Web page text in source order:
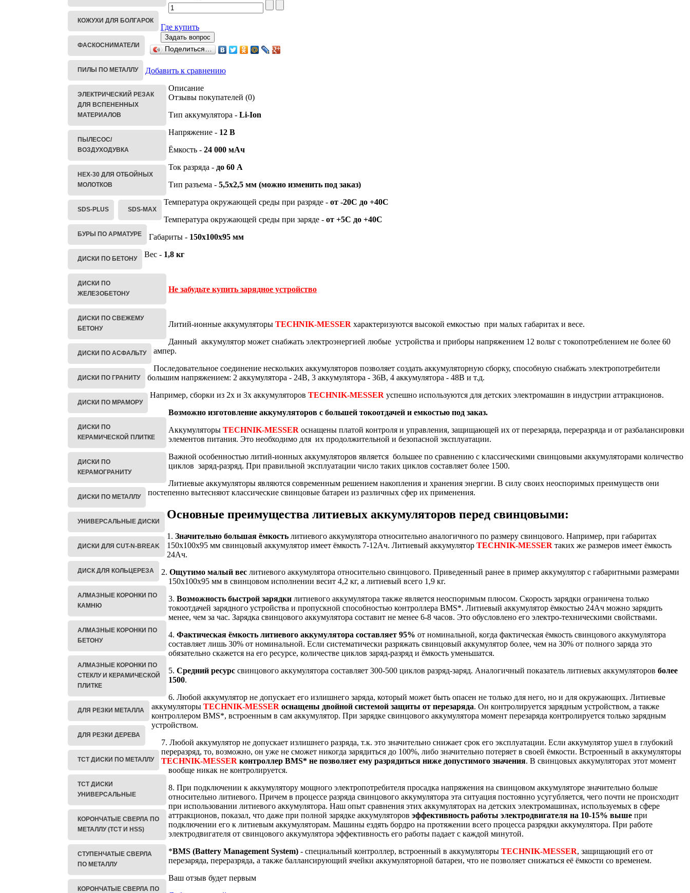
КОЖУХИ ДЛЯ БОЛГАРОК
ФАСКОСНИМАТЕЛИ
ПИЛЫ ПО МЕТАЛЛУ
ЭЛЕКТРИЧЕСКИЙ РЕЗАК
ДЛЯ ВСПЕНЕННЫХ
МАТЕРИАЛОВ
ПЫЛЕСОС/
ВОЗДУХОДУВКА
HEX-30 ДЛЯ ОТБОЙНЫХ
МОЛОТКОВ
SDS-PLUS SDS-MAX
БУРЫ ПО АРМАТУРЕ
ДИСКИ ПО БЕТОНУ
ДИСКИ ПО
ЖЕЛЕЗОБЕТОНУ
ДИСКИ ПО СВЕЖЕМУ
БЕТОНУ
ДИСКИ ПО АСФАЛЬТУ
ДИСКИ ПО ГРАНИТУ
ДИСКИ ПО МРАМОРУ
ДИСКИ ПО
КЕРАМИЧЕСКОЙ ПЛИТКЕ
ДИСКИ ПО
КЕРАМОГРАНИТУ
ДИСКИ ПО МЕТАЛЛУ
УНИВЕРСАЛЬНЫЕ ДИСКИ
ДИСКИ ДЛЯ CUT-N-BREAK
ДИСК ДЛЯ КОЛЬЦЕРЕЗА
АЛМАЗНЫЕ КОРОНКИ ПО
КАМНЮ
АЛМАЗНЫЕ КОРОНКИ ПО
БЕТОНУ
АЛМАЗНЫЕ КОРОНКИ ПО
СТЕКЛУ И КЕРАМИЧЕСКОЙ
ПЛИТКЕ
ДЛЯ РЕЗКИ МЕТАЛЛА
ДЛЯ РЕЗКИ ДЕРЕВА
ТСТ ДИСКИ ПО МЕТАЛЛУ
ТСТ ДИСКИ
УНИВЕРСАЛЬНЫЕ
КОРОНЧАТЫЕ СВЕРЛА ПО
МЕТАЛЛУ (TCT И HSS)
СТУПЕНЧАТЫЕ СВЕРЛА
ПО МЕТАЛЛУ
КОРОНЧАТЫЕ СВЕРЛА ПО
Где купить
Поделиться…
Добавить к сравнению
Описание
Отзывы покупателей (0)
Тип аккумулятора - Li-Ion
Напряжение - 12 В
Ёмкость - 24 000 мАч
Ток разряда - до 60 А
Тип разъема - 5,5х2,5 мм (можно изменить под заказ)
Температура окружающей среды при разряде - от -20С до +40С
Температура окружающей среды при заряде - от +5С до +40С
Габариты - 150х100х95 мм
Вес - 1,8 кг
Не забудьте купить зарядное устройство
Литий-ионные аккумуляторы TECHNIK-MESSER характеризуются высокой емкостью при малых габаритах и весе.
Данный аккумулятор может снабжать электроэнергией любые устройства и приборы напряжением 12 вольт с токопотреблением не более 60
ампер.
Последовательное соединение нескольких аккумуляторов позволяет создать аккумуляторную сборку, способную снабжать электропотребители
большим напряжением: 2 аккумулятора - 24В, 3 аккумулятора - 36В, 4 аккумулятора - 48В и т.д.
Например, сборки из 2х и 3х аккумуляторов TECHNIK-MESSER успешно используются для детских электромашин в индустрии аттракционов.
Возможно изготовление аккумуляторов с большей токоотдачей и емкостью под заказ.
Аккумуляторы TECHNIK-MESSER оснащены платой контроля и управления, защищающей их от перезаряда, переразряда и от разбалансировки
элементов питания. Это необходимо для их продолжительной и безопасной эксплуатации.
Важной особенностью литий-ионных аккумуляторов является большее по сравнению с классическими свинцовыми аккумуляторами количество
циклов заряд-разряд. При правильной эксплуатации число таких циклов составляет более 1500.
Литиевые аккумуляторы являются современным решением накопления и хранения энергии. В силу своих неоспоримых преимуществ они
постепенно вытесняют классические свинцовые батареи из различных сфер их применения.
Основные преимущества литиевых аккумуляторов перед свинцовыми:
1. Значительно большая ёмкость литиевого аккумулятора относительно аналогичного по размеру свинцового. Например, при габаритах
150х100х95 мм свинцовый аккумулятор имеет ёмкость 7-12Ач. Литиевый аккумулятор TECHNIK-MESSER таких же размеров имеет ёмкость
24Ач.
2. Ощутимо малый вес литиевого аккумулятора относительно свинцового. Приведенный ранее в пример аккумулятор с габаритными размерами
150х100х95 мм в свинцовом исполнении весит 4,2 кг, а литиевый всего 1,9 кг.
3. Возможность быстрой зарядки литиевого аккумулятора также является неоспоримым плюсом. Скорость зарядки ограничена только
токоотдачей зарядного устройства и пропускной способностью контроллера BMS*. Литиевый аккумулятор ёмкостью 24Ач можно зарядить
менее, чем за час. Зарядка свинцового аккумулятора составит не менее 6-8 часов. Это обусловлено его электро-техническими свойствами.
4. Фактическая ёмкость литиевого аккумулятора составляет 95% от номинальной, когда фактическая ёмкость свинцового аккумулятора
составляет лишь 30% от номинальной. Если систематически разряжать свинцовый аккумулятор более, чем на 30% от полного заряда это
обязательно скажется на его ресурсе, количестве циклов заряд-разряд и ёмкость уменьшатся.
5. Средний ресурс свинцового аккумулятора составляет 300-500 циклов разряд-заряд. Аналогичный показатель литиевых аккумуляторов более
1500.
6. Любой аккумулятор не допускает его излишнего заряда, который может быть опасен не только для него, но и для окружающих. Литиевые
аккумуляторы TECHNIK-MESSER оснащены двойной системой защиты от перезаряда. Он контролируется зарядным устройством, а также
контроллером BMS*, встроенным в сам аккумулятор. При зарядке свинцового аккумулятора момент перезаряда контролируется только зарядным
устройством.
7. Любой аккумулятор не допускает излишнего разряда, т.к. это значительно снижает срок его эксплуатации. Если аккумулятор ушел в глубокий
переразряд, то, возможно, он уже не сможет никогда зарядиться до 100%, либо значительно потеряет в своей ёмкости. Встроенный в аккумуляторы
TECHNIK-MESSER контроллер BMS* не позволяет ему разрядиться ниже допустимого значения. В свинцовых аккумуляторах этот момент
вообще никак не контролируется.
8. При подключении к аккумулятору мощного электропотребителя просадка напряжения на свинцовом аккумуляторе значительно больше
относительно литиевого. Причем в процессе разряда свинцового аккумулятора эта ситуация постоянно усугубляется, чего почти не происходит
при использовании литиевого аккумулятора. Наш опыт сравнения этих аккумуляторах на детских электромашинах, используемых в сфере
аттракционов, показал, что даже при полной зарядке аккумуляторов эффективность работы электродвигателя на 10-15% выше при
подключении его к литиевым аккумуляторам. Машины ездять бордро на протяжении всего процесса разрядки аккумулятора. При работе
электродвигателя от свинцового аккумулятора эффективность его работы падает с каждой минутой.
*BMS (Battery Management System) - специальный контроллер, встроенный в аккумуляторы TECHNIK-MESSER, защищающий его от
перезаряда, переразряда, а также баллансирующий ячейки аккумуляторной батареи, что не позволяет снижаться её ёмкости со временем.
Ваш отзыв будет первым